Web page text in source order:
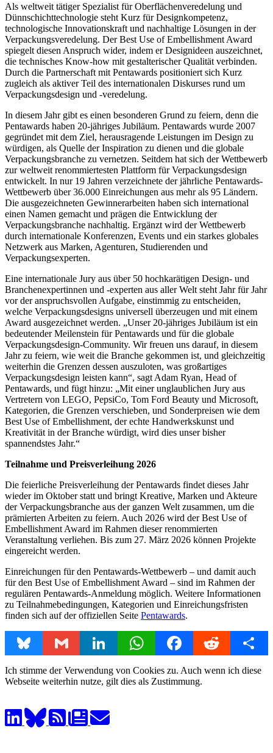
Als weltweit tätiger Spezialist für Oberflächenveredelung und
Dünnschichttechnologie steht Kurz für Designkompetenz,
technologische Innovationskraft und nachhaltige Lösungen in der
Verpackungsveredelung. Der Best Use of Embellishment Award
spiegelt diesen Anspruch wider, indem er Designideen auszeichnet,
die technisches Know-how mit gestalterischer Qualität verbinden.
Durch die Partnerschaft mit Pentawards positioniert sich Kurz
zugleich als aktiver Teil des internationalen Diskurses rund um
Verpackungsdesign und -veredelung.
In diesem Jahr gibt es einen besonderen Grund zu feiern, denn die
Pentawards haben 20-jähriges Jubiläum. Pentawards wurde 2007
gegründet mit dem Ziel, herausragende Leistungen im Design zu
würdigen, als Quelle der Inspiration zu dienen und die globale
Verpackungsbranche zu vernetzen. Seitdem hat sich der Wettbewerb
zur weltweit renommiertesten Plattform für Verpackungsdesign
entwickelt. In nur 19 Jahren verzeichnete der jährliche Pentawards-
Wettbewerb über 36.000 Einreichungen aus mehr als 95 Ländern.
Die ausgezeichneten Gewinnerarbeiten haben sich international
einen Namen gemacht und prägen die Entwicklung der
Verpackungsbranche nachhaltig. Ergänzt wird der Wettbewerb
durch internationale Konferenzen, Events und ein starkes globales
Netzwerk aus Marken, Agenturen, Studierenden und
Verpackungsexperten.
Eine internationale Jury aus über 50 hochkarätigen Design- und
Branchenexpertinnen und -experten aus aller Welt steht Jahr für Jahr
vor der anspruchsvollen Aufgabe, einstimmig zu entscheiden,
welche Verpackungsdesigns universell überzeugen und mit einem
Award ausgezeichnet werden. „Unser 20-jähriges Jubiläum ist ein
bedeutender Meilenstein für Pentawards und für die globale
Verpackungsdesign-Community. Wir freuen uns darauf, in diesem
Jahr zu feiern, wie weit die Branche gekommen ist, und gleichzeitig
weiterhin die Grenzen dessen auszuloten, was großartiges
Verpackungsdesign leisten kann“, sagt Adam Ryan, Head of
Pentawards, und fügt hinzu: „Mit einer unglaublichen Jury aus
Vertretern von LEGO, PepsiCo, Tom Ford Beauty und Microsoft,
Kategorien, die Grenzen verschieben, und Sonderpreisen wie dem
Best Use of Embellishment, der echte Handwerkskunst und
Kreativität in der Branche würdigt, wird dies unser bisher
spannendstes Jahr.“
Teilnahme und Preisverleihung 2026
Die feierliche Preisverleihung der Pentawards findet dieses Jahr
wieder im Oktober statt und bringt Kreative, Marken und Akteure
der Verpackungsbranche aus der ganzen Welt zusammen, um die
prämierten Arbeiten zu feiern. Auch 2026 wird der Best Use of
Embellishment Award im Rahmen dieser renommierten
Veranstaltung verliehen. Bis zum 27. März 2026 können Projekte
eingereicht werden.
Einreichungen für den Pentawards-Wettbewerb – und damit auch
für den Best Use of Embellishment Award – sind im Rahmen der
regulären Pentawards-Anmeldung möglich. Weitere Informationen
zu Teilnahmebedingungen, Kategorien und Einreichungsfristen
finden sich auf der offiziellen Seite Pentawards.
Bluesky Gmail LinkedIn WhatsAppFacebookReddit Share
Ich stimme der Verwendung von Cookies zu. Auch wenn ich diese
Webseite weiterhin nutze, gilt dies als Zustimmung.